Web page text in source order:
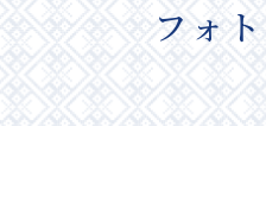
旅の予約
観光ガイド
フォ